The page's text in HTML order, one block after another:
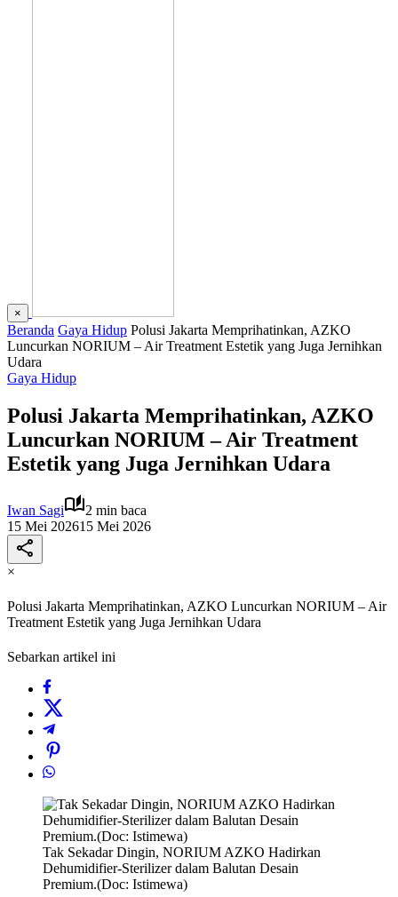
×
Beranda Gaya Hidup Polusi Jakarta Memprihatinkan, AZKO
Luncurkan NORIUM – Air Treatment Estetik yang Juga Jernihkan
Udara
Gaya Hidup
Polusi Jakarta Memprihatinkan, AZKO
Luncurkan NORIUM – Air Treatment
Estetik yang Juga Jernihkan Udara
Iwan Sagi
2 min baca
15 Mei 202615 Mei 2026
×
Polusi Jakarta Memprihatinkan, AZKO Luncurkan NORIUM – Air
Treatment Estetik yang Juga Jernihkan Udara
Sebarkan artikel ini
Tak Sekadar Dingin, NORIUM AZKO Hadirkan
Dehumidifier-Sterilizer dalam Balutan Desain
Premium.(Doc: Istimewa)